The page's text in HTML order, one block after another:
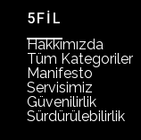
5FİL
Hakkımızda
Tüm Kategoriler
Manifesto
Servisimiz
Güvenilirlik
Sürdürülebilirlik